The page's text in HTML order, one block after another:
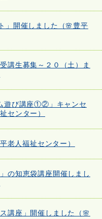
」開催しました（🌸豊平
講生募集～２０（土）ま
遊び講座①②」キャンセ
センター）
老人福祉センター）
の知恵袋講座開催しまし
講座」開催しました（🌸